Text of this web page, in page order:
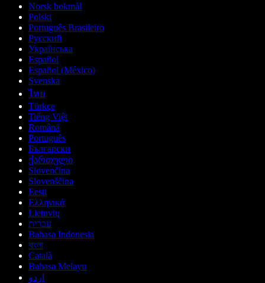
Norsk bokmål
Polski
Português Brasileiro
Русский
Українська
Español
Español (México)
Svenska
ไทย
Türkçe
Tiếng Việt
Română
Português
Български
ქართული
Slovenčina
Slovenščina
Eesti
Ελληνικά
Lietuvių
עברית
Bahasa Indonesia
বাংলা
Català
Bahasa Melayu
اردو